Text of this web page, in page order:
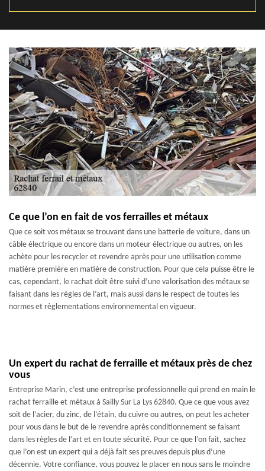
Ce que l’on en fait de vos ferrailles et métaux
Que ce soit vos métaux se trouvant dans une batterie de voiture, dans un
câble électrique ou encore dans un moteur électrique ou autres, on les
achète pour les recycler et revendre après pour une utilisation comme
matière première en matière de construction. Pour que cela puisse être le
cas, cependant, le rachat doit être suivi d’une valorisation des métaux se
faisant dans les règles de l’art, mais aussi dans le respect de toutes les
normes et règlementations environnemental en vigueur.
Un expert du rachat de ferraille et métaux près de chez
vous
Entreprise Marin, c’est une entreprise professionnelle qui prend en main le
rachat ferraille et métaux à Sailly Sur La Lys 62840. Que ce que vous avez
soit de l’acier, du zinc, de l’étain, du cuivre ou autres, on peut les acheter
pour vous dans le but de le revendre après conditionnement se faisant
dans les règles de l’art et en toute sécurité. Pour ce que l’on fait, sachez
que l’on est un expert qui a déjà fait ses preuves depuis plus d’une
décennie. Votre confiance, vous pouvez le placer en nous sans le moindre